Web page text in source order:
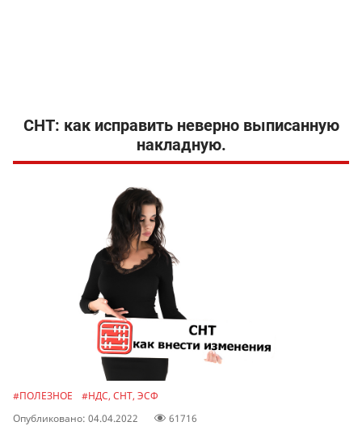
СНТ: как исправить неверно выписанную
накладную.
#ПОЛЕЗНОЕ
#НДС, СНТ, ЭСФ
Опубликовано: 04.04.2022
61716